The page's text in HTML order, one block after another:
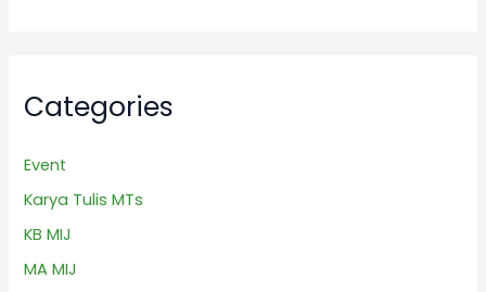
Categories
Event
Karya Tulis MTs
KB MIJ
MA MIJ